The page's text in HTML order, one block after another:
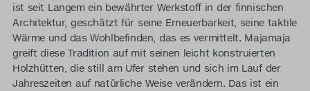
ist seit Langem ein bewährter Werkstoff in der finnischen
Architektur, geschätzt für seine Erneuerbarkeit, seine taktile
Wärme und das Wohlbefinden, das es vermittelt. Majamaja
greift diese Tradition auf mit seinen leicht konstruierten
Holzhütten, die still am Ufer stehen und sich im Lauf der
Jahreszeiten auf natürliche Weise verändern. Das ist ein